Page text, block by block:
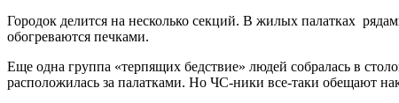
Городок делится на несколько секций. В жилых палатках
обогреваются печками.
Еще одна группа «терпящих бедствие» людей собралась в
расположилась за палатками. Но ЧС-ники все-таки обещают